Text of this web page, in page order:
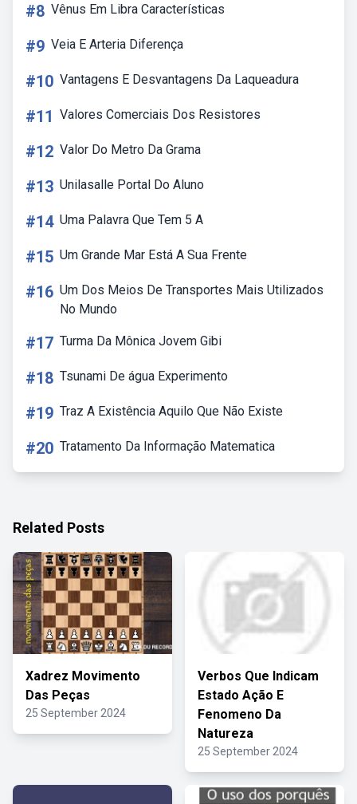
#8 Vênus Em Libra Características
#9 Veia E Arteria Diferença
#10 Vantagens E Desvantagens Da Laqueadura
#11 Valores Comerciais Dos Resistores
#12 Valor Do Metro Da Grama
#13 Unilasalle Portal Do Aluno
#14 Uma Palavra Que Tem 5 A
#15 Um Grande Mar Está A Sua Frente
#16 Um Dos Meios De Transportes Mais Utilizados
No Mundo
#17 Turma Da Mônica Jovem Gibi
#18 Tsunami De água Experimento
#19 Traz A Existência Aquilo Que Não Existe
#20 Tratamento Da Informação Matematica
Related Posts
Xadrez Movimento
Das Peças
25 September 2024
Verbos Que Indicam
Estado Ação E
Fenomeno Da
Natureza
25 September 2024